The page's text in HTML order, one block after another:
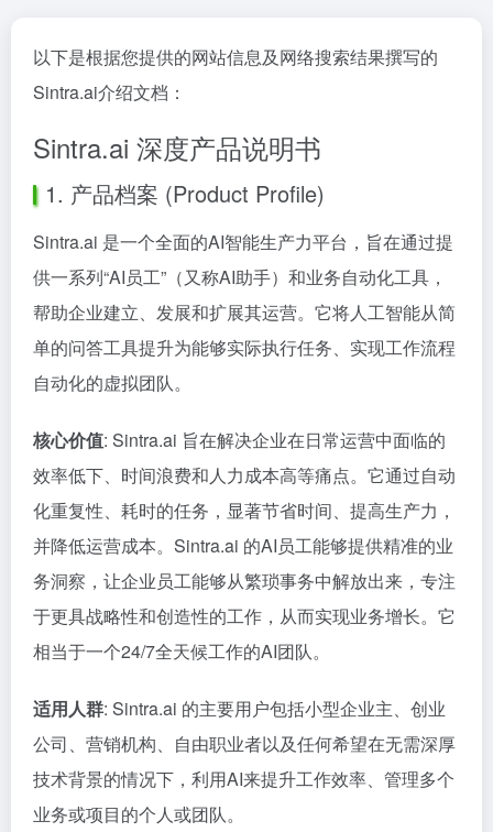
以下是根据您提供的网站信息及网络搜索结果撰写的
Sintra.ai介绍文档：
Sintra.ai 深度产品说明书
1. 产品档案 (Product Profile)
Sintra.ai 是一个全面的AI智能生产力平台，旨在通过提
供一系列“AI员工”（又称AI助手）和业务自动化工具，
帮助企业建立、发展和扩展其运营。它将人工智能从简
单的问答工具提升为能够实际执行任务、实现工作流程
自动化的虚拟团队。
核心价值: Sintra.ai 旨在解决企业在日常运营中面临的
效率低下、时间浪费和人力成本高等痛点。它通过自动
化重复性、耗时的任务，显著节省时间、提高生产力，
并降低运营成本。Sintra.ai 的AI员工能够提供精准的业
务洞察，让企业员工能够从繁琐事务中解放出来，专注
于更具战略性和创造性的工作，从而实现业务增长。它
相当于一个24/7全天候工作的AI团队。
适用人群: Sintra.ai 的主要用户包括小型企业主、创业
公司、营销机构、自由职业者以及任何希望在无需深厚
技术背景的情况下，利用AI来提升工作效率、管理多个
业务或项目的个人或团队。